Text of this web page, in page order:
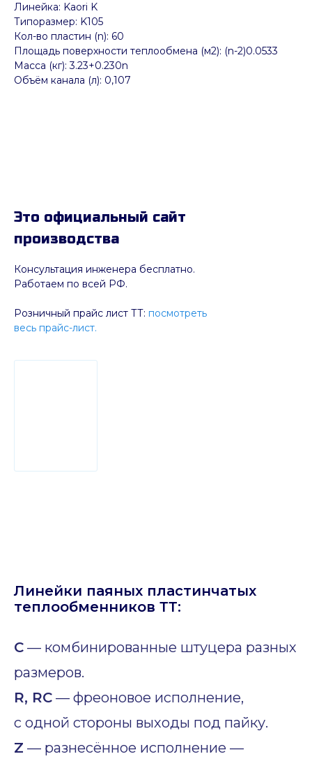
Линейка: Kaori K
Типоразмер: K105
Кол-во пластин (n): 60
Площадь поверхности теплообмена (м2): (n-2)0.0533
Масса (кг): 3.23+0.230n
Объём канала (л): 0,107
Консультация инженера бесплатно.
Работаем по всей РФ.
Розничный прайс лист ТТ: посмотреть
весь прайс-лист.
Это официальный сайт
производства
Линейки паяных пластинчатых
теплообменников ТТ:
C — комбинированные штуцера разных
размеров.
R, RC — фреоновое исполнение,
с одной стороны выходы под пайку.
Z — разнесённое исполнение —